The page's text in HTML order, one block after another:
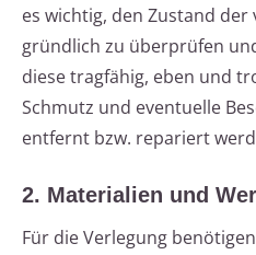
es wichtig, den Zustand
gründlich zu überprüfen
diese tragfähig, eben und
Schmutz und eventuelle
entfernt bzw. repariert
2. Materialien und
Für die Verlegung